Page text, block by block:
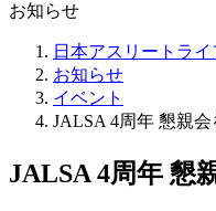
お知らせ
日本アスリートラ
お知らせ
イベント
JALSA 4周年 懇親
JALSA 4周年 懇